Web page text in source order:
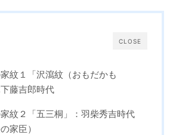
CLOSE
紋１「沢瀉紋（おもだかも
藤吉郎時代
紋２「五三桐」：羽柴秀吉時代
家臣）